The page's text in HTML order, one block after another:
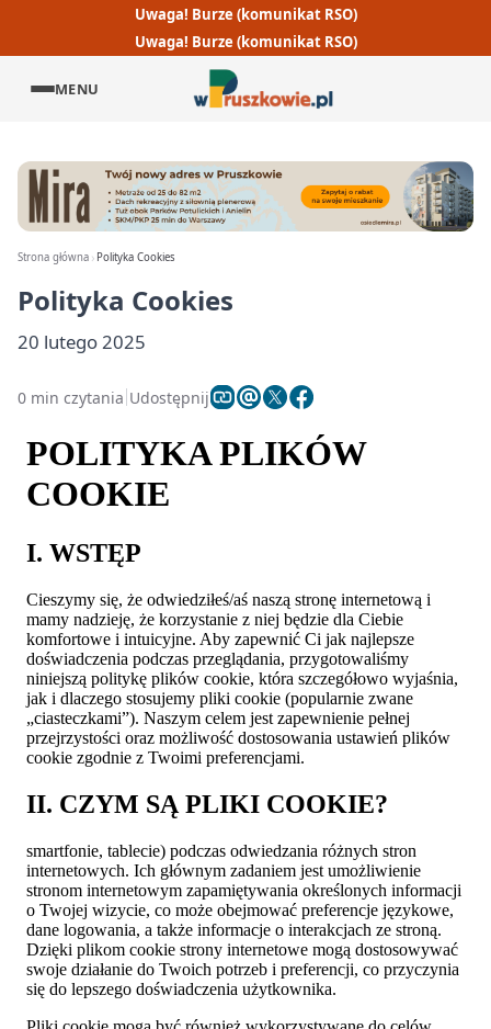
Uwaga! Burze (komunikat RSO)
Uwaga! Burze (komunikat RSO)
MENU
Strona główna Polityka Cookies
Polityka Cookies
20 lutego 2025
0 min czytania Udostępnij